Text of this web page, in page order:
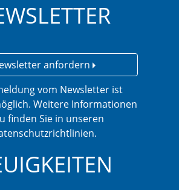
anfordern
vom Newsletter ist
Weitere Informationen
finden Sie in unseren